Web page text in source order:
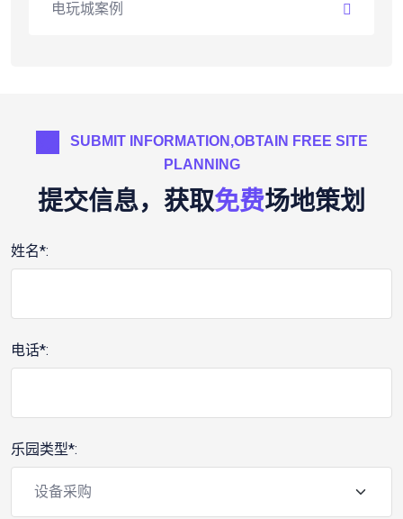
电玩城案例
SUBMIT INFORMATION,OBTAIN FREE SITE
PLANNING
提交信息，获取免费场地策划
姓名*:
电话*:
乐园类型*: